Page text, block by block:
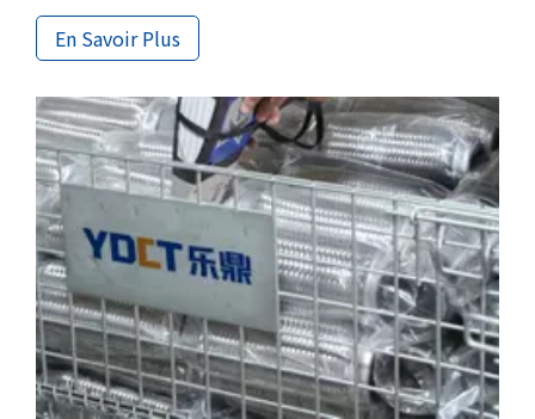
section avant aux véhicules longs à section
médiane, ces tailles standard garantissent la
stabilité de l'installation, l'absorption des
vibrations et des performances constantes pour la
maintenance et l'approvisionnement à grande
échelle.
En Savoir Plus